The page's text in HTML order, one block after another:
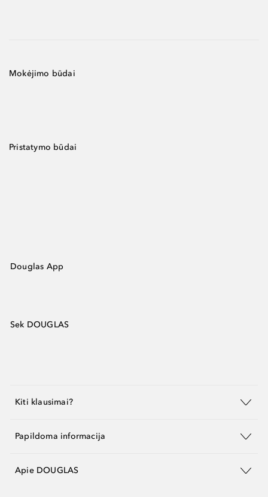
Mokėjimo būdai
Pristatymo būdai
Douglas App
Sek DOUGLAS
Kiti klausimai?
Papildoma informacija
Apie DOUGLAS